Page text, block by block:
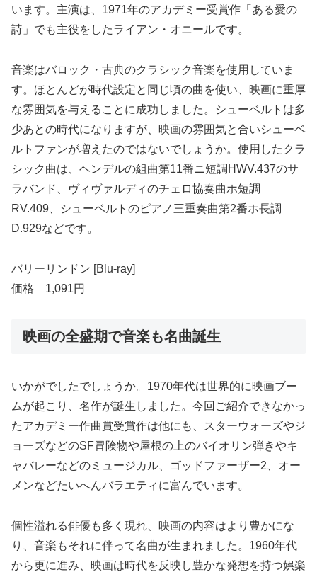
います。主演は、1971年のアカデミー受賞作「ある愛の
詩」でも主役をしたライアン・オニールです。
音楽はバロック・古典のクラシック音楽を使用していま
す。ほとんどが時代設定と同じ頃の曲を使い、映画に重厚
な雰囲気を与えることに成功しました。シューベルトは多
少あとの時代になりますが、映画の雰囲気と合いシューベ
ルトファンが増えたのではないでしょうか。使用したクラ
シック曲は、ヘンデルの組曲第11番ニ短調HWV.437のサ
ラバンド、ヴィヴァルディのチェロ協奏曲ホ短調
RV.409、シューベルトのピアノ三重奏曲第2番ホ長調
D.929などです。
バリーリンドン [Blu-ray]
価格 1,091円
映画の全盛期で音楽も名曲誕生
いかがでしたでしょうか。1970年代は世界的に映画ブー
ムが起こり、名作が誕生しました。今回ご紹介できなかっ
たアカデミー作曲賞受賞作は他にも、スターウォーズやジ
ョーズなどのSF冒険物や屋根の上のバイオリン弾きやキ
ャバレーなどのミュージカル、ゴッドファーザー2、オー
メンなどたいへんバラエティに富んでいます。
個性溢れる俳優も多く現れ、映画の内容はより豊かにな
り、音楽もそれに伴って名曲が生まれました。1960年代
から更に進み、映画は時代を反映し豊かな発想を持つ娯楽